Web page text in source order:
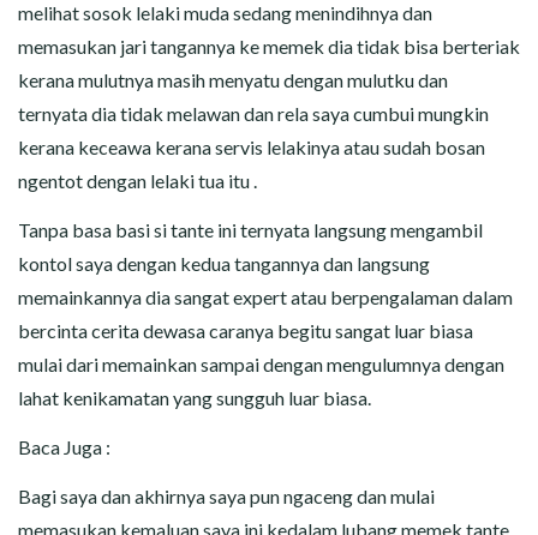
melihat sosok lelaki muda sedang menindihnya dan
memasukan jari tangannya ke memek dia tidak bisa berteriak
kerana mulutnya masih menyatu dengan mulutku dan
ternyata dia tidak melawan dan rela saya cumbui mungkin
kerana keceawa kerana servis lelakinya atau sudah bosan
ngentot dengan lelaki tua itu .
Tanpa basa basi si tante ini ternyata langsung mengambil
kontol saya dengan kedua tangannya dan langsung
memainkannya dia sangat expert atau berpengalaman dalam
bercinta cerita dewasa caranya begitu sangat luar biasa
mulai dari memainkan sampai dengan mengulumnya dengan
lahat kenikamatan yang sungguh luar biasa.
Baca Juga :
Bagi saya dan akhirnya saya pun ngaceng dan mulai
memasukan kemaluan saya ini kedalam lubang memek tante